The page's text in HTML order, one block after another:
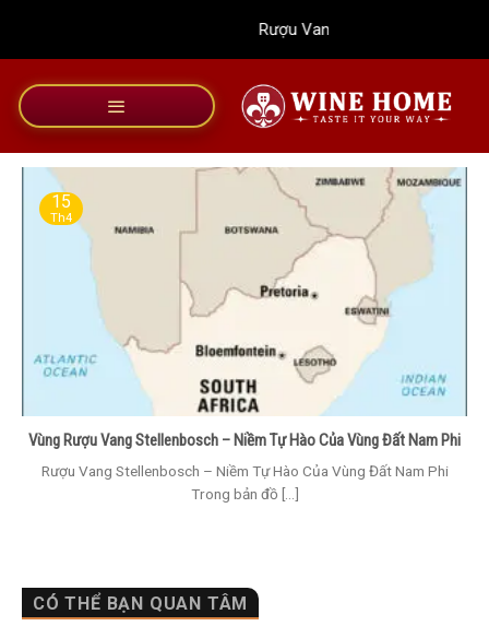
dung
Rượu Vang Wine Home
CÓ THỂ BẠN QUAN TÂM
Vùng Rượu Vang Stellenbosch – Niềm Tự Hào Của Vùng Đất Nam Phi
Rượu Vang Stellenbosch – Niềm Tự Hào Của Vùng Đất Nam Phi
Trong bản đồ [...]
15
Th4